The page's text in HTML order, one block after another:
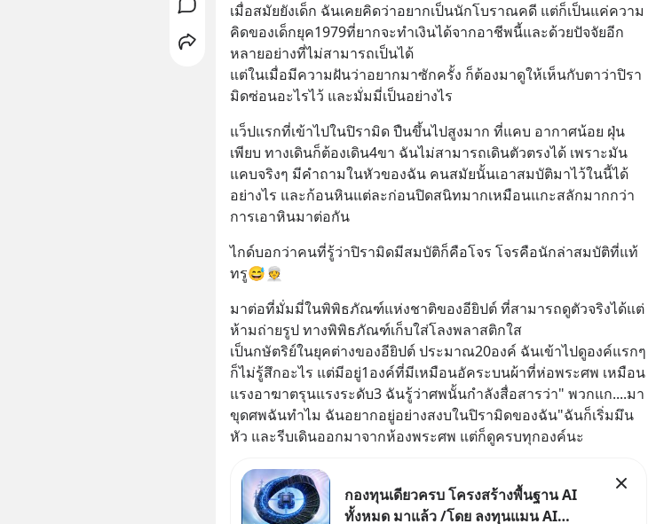
เมื่อสมัยยังเด็ก ฉันเคยคิดว่าอยากเป็นนักโบราณคดี แต่ก็เป็นแค่ความ
คิดของเด็กยุค1979ที่ยากจะทำเงินได้จากอาชีพนี้และด้วยปัจจัยอีก
หลายอย่างที่ไม่สามารถเป็นได้
แต่ในเมื่อมีความฝันว่าอยากมาซักครั้ง ก็ต้องมาดูให้เห็นกับตาว่าปิรา
มิดซ่อนอะไรไว้ และมั่มมี่เป็นอย่างไร
แว็ปแรกที่เข้าไปในปิรามิด ปืนขึ้นไปสูงมาก ที่แคบ อากาศน้อย ฝุ่น
เพียบ ทางเดินก็ต้องเดิน4ขา ฉันไม่สามารถเดินตัวตรงได้ เพราะมัน
แคบจริงๆ มีคำถามในหัวของฉัน คนสมัยนั้นเอาสมบัติมาไว้ในนี้ได้
อย่างไร และก้อนหินแต่ละก่อนปิดสนิทมากเหมือนแกะสลักมากกว่า
การเอาหินมาต่อกัน
ไกด์บอกว่าคนที่รู้ว่าปิรามิดมีสมบัติก็คือโจร โจรคือนักล่าสมบัติที่แท้
ทรู😅👳
มาต่อที่มั่มมี่ในพิพิธภัณฑ์แห่งชาติของอียิปต์ ที่สามารถดูตัวจริงได้แต่
ห้ามถ่ายรูป ทางพิพิธภัณฑ์เก็บใส่โลงพลาสติกใส
เป็นกษัตริย์ในยุคต่างของอียิปต์ ประมาณ20องค์ ฉันเข้าไปดูองค์แรกๆ
ก็ไม่รู้สึกอะไร แต่มีอยู่1องค์ที่มีเหมือนอัคระบนผ้าที่ห่อพระศพ เหมือน
แรงอาฆาตรุนแรงระดับ3 ฉันรู้ว่าศพนั้นกำลังสื่อสารว่า" พวกแก....มา
ขุดศพฉันทำไม ฉันอยากอยู่อย่างสงบในปิรามิดของฉัน"ฉันก็เริ่มมึน
หัว และรีบเดินออกมาจากห้องพระศพ แต่ก็ดูครบทุกองค์นะ
กองทุนเดียวครบ โครงสร้างพื้นฐาน AI
ทั้งหมด มาแล้ว /โดย ลงทุนแมน AI